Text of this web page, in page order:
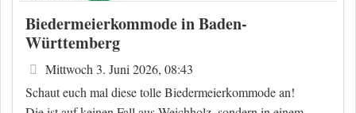
Biedermeierkommode in Baden-
Württemberg
Beitrag
Mittwoch 3. Juni 2026, 08:43
Schaut euch mal diese tolle Biedermeierkommode an!